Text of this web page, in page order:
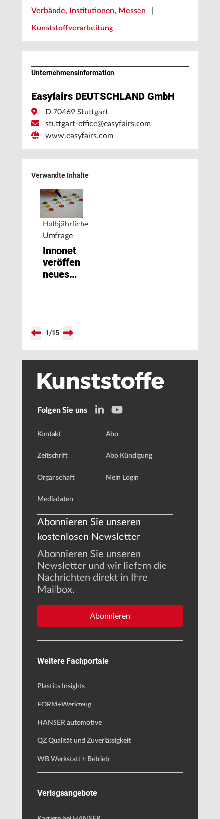
Verbände, Institutionen, Messen
Kunststoffverarbeitung
Unternehmens­information
Easyfairs DEUTSCHLAND GmbH
D 70469 Stuttgart
stuttgart-office@easyfairs.com
www.easyfairs.com
Verwandte Inhalte
Halbjährliche
Umfrage
Innonet
veröffentlicht
neues
1/15
Folgen Sie uns
Kontakt
Zeitschrift
Organschaft
Mediadaten
Abo
Abo Kündigung
Mein Login
Abonnieren Sie unseren
kostenlosen Newsletter
Abonnieren Sie unseren
Newsletter und wir liefern die
Nachrichten direkt in Ihre
Mailbox.
Abonnieren
Weitere Fachportale
Plastics Insights
FORM+Werkzeug
HANSER automotive
QZ Qualität und Zuverlässigkeit
WB Werkstatt + Betrieb
Verlagsangebote